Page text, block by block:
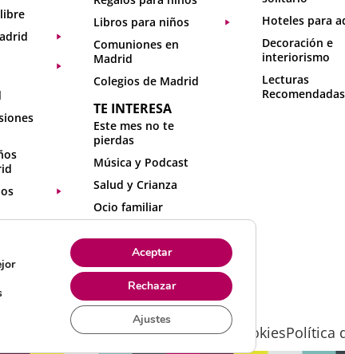
Libros para niños
Comuniones en
Madrid
Colegios de Madrid
TE INTERESA
Este mes no te
pierdas
Música y Podcast
Salud y Crianza
Ocio familiar
en casa
Recursos online
Hoteles para
Decoración e
interiorismo
Lecturas
Recomendadas
un planAviso LegalPolítica de CookiesPolítica
Aceptar
Rechazar
Ajustes